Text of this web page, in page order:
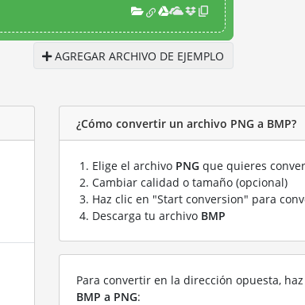
AGREGAR ARCHIVO DE EJEMPLO
¿Cómo convertir un archivo PNG a BMP?
Elige el archivo PNG que quieres
Cambiar calidad o tamaño (opcional)
Haz clic en "Start conversion" para
Descarga tu archivo BMP
Para convertir en la dirección opuesta,
BMP a PNG: